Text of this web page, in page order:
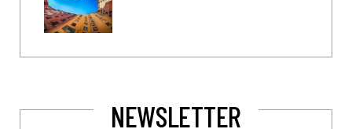
NEWSLETTER